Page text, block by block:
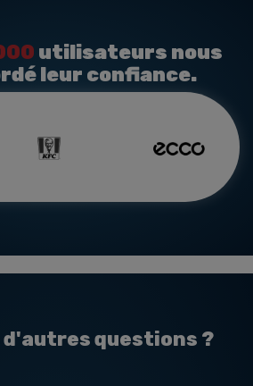
utilisateurs nous
leur confiance.
d'autres questions ?